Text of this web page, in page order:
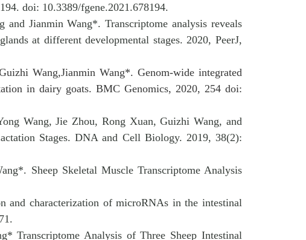
doi: 10.3389/fgene.2021.678194.
Jianmin Wang*. Transcriptome analysis reveals
at different developmental stages. 2020, PeerJ,
Wang,Jianmin Wang*. Genom‑wide integrated
in dairy goats. BMC Genomics, 2020, 254 doi:
Wang, Jie Zhou, Rong Xuan, Guizhi Wang, and
Stages. DNA and Cell Biology. 2019, 38(2):
Sheep Skeletal Muscle Transcriptome Analysis
characterization of microRNAs in the intestinal
Transcriptome Analysis of Three Sheep Intestinal